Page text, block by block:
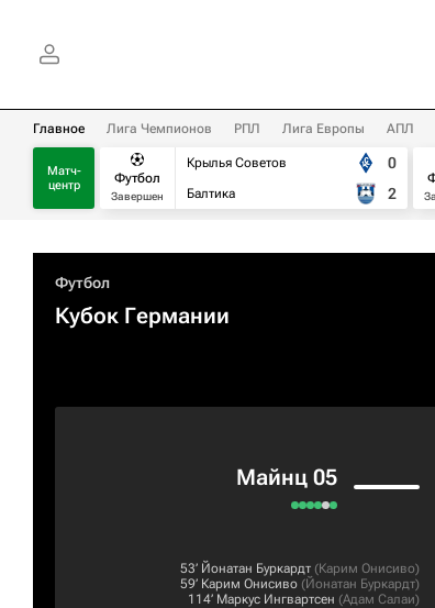
Главное Лига Чемпионов РПЛ Лига Европы АПЛ
Матч-
центр
Футбол
Завершен
Крылья Советов
Балтика
0
2
Футбол
Кубок Германии
Майнц 05
53‎’‎ Йонатан Буркардт (Карим Онисиво)
59‎’‎ Карим Онисиво (Йонатан Буркардт)
114‎’‎ Маркус Ингвартсен (Адам Салаи)